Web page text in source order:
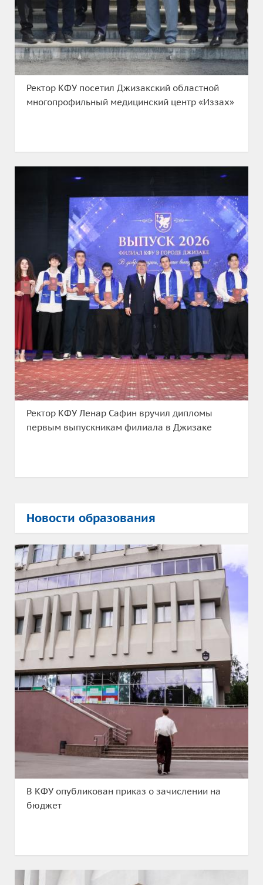
Ректор КФУ посетил Джизакский областной
многопрофильный медицинский центр «Иззах»
Ректор КФУ Ленар Сафин вручил дипломы
первым выпускникам филиала в Джизаке
Новости образования
В КФУ опубликован приказ о зачислении на
бюджет